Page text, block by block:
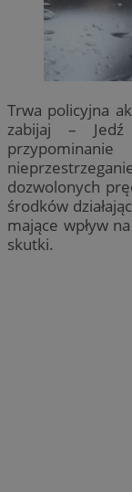
Trwa policyjna
zabijaj – Jedź
dozwolonych
środków
mające wpływ
skutki.